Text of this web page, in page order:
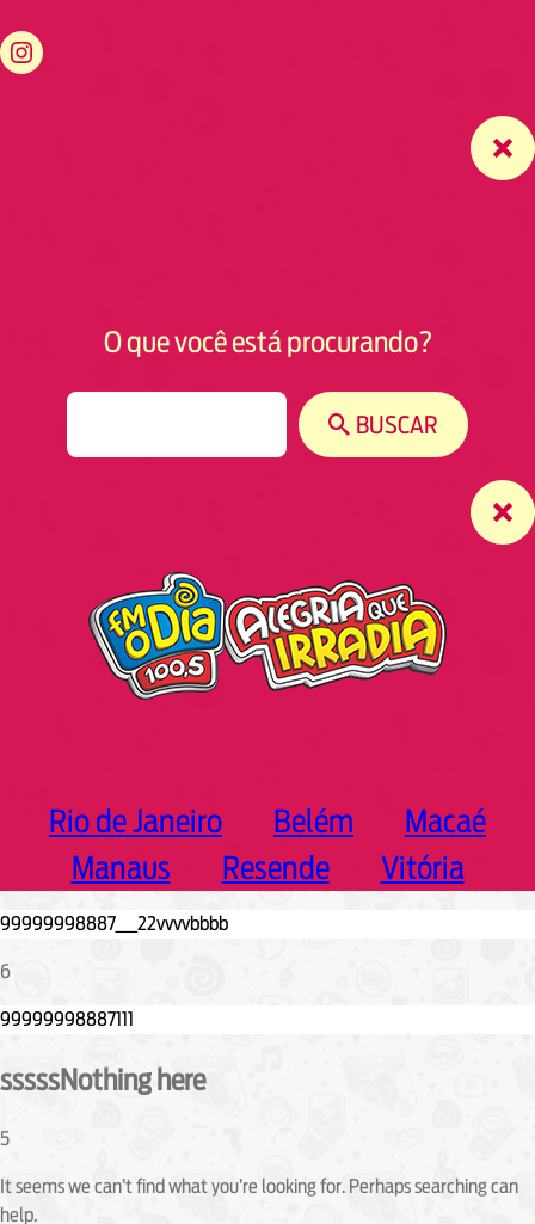
https://www.instagram.com/fmodiaresende
O que você está procurando?
BUSCAR
Rio de Janeiro Belém
Macaé
Manaus
Resende Vitória
6
sssssNothing here
5
It seems we can’t find what you’re looking for. Perhaps searching can
help.